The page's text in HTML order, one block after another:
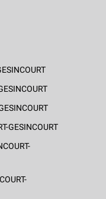
GESINCOURT